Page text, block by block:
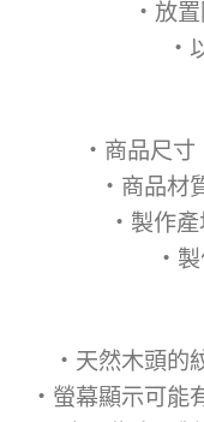
・放
・
・商品尺
・商品材
・製作
・
・天然木頭的
・螢幕顯示可能